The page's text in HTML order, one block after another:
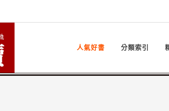
人氣好書 分類索引